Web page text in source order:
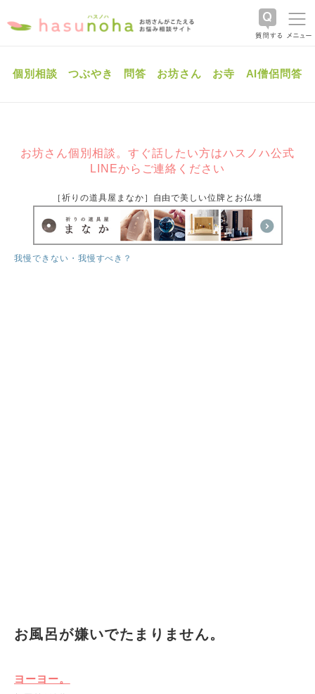
個別相談 つぶやき 問答 お坊さん お寺 AI僧侶問答
お坊さん個別相談。すぐ話したい方はハスノハ公式
LINEからご連絡ください
［祈りの道具屋まなか］自由で美しい位牌とお仏壇
我慢できない・我慢すべき？
お風呂が嫌いでたまりません。
ヨーヨー。